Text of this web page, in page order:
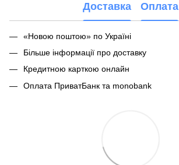
Доставка Оплата
«Новою поштою» по Україні
Більше інформації про доставку
Кредитною карткою онлайн
Оплата ПриватБанк та monobank